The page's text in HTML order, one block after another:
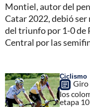
Montiel, autor del
Catar 2022, debió
del triunfo por 1-0 de
Central por las
Ciclismo
Giro
los
etapa 10